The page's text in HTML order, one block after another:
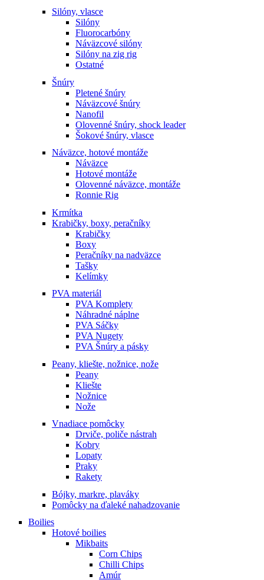
Silóny, vlasce
Silóny
Fluorocarbóny
Náväzcové silóny
Silóny na zig rig
Ostatné
Šnúry
Pletené šnúry
Náväzcové šnúry
Nanofil
Olovenné šnúry, shock leader
Šokové šnúry, vlasce
Náväzce, hotové montáže
Náväzce
Hotové montáže
Olovenné náväzce, montáže
Ronnie Rig
Krmítka
Krabičky, boxy, peračníky
Krabičky
Boxy
Peračníky na nadväzce
Tašky
Kelímky
PVA materiál
PVA Komplety
Náhradné náplne
PVA Sáčky
PVA Nugety
PVA Šnúry a pásky
Peany, kliešte, nožnice, nože
Peany
Kliešte
Nožnice
Nože
Vnadiace pomôcky
Drviče, poliče nástrah
Kobry
Lopaty
Praky
Rakety
Bójky, markre, plaváky
Pomôcky na ďaleké nahadzovanie
Boilies
Hotové boilies
Mikbaits
Corn Chips
Chilli Chips
Amúr